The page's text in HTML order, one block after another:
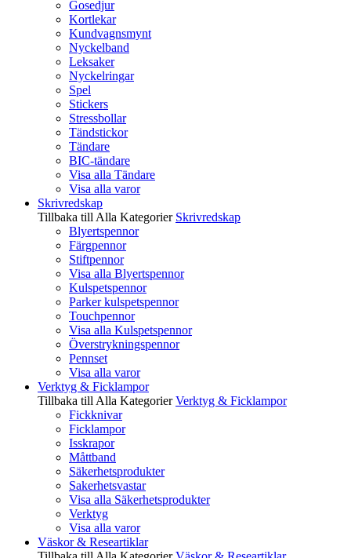
Gosedjur
Kortlekar
Kundvagnsmynt
Nyckelband
Leksaker
Nyckelringar
Spel
Stickers
Stressbollar
Tändstickor
Tändare
BIC-tändare
Visa alla Tändare
Visa alla varor
Skrivredskap
Tillbaka till Alla Kategorier Skrivredskap
Blyertspennor
Färgpennor
Stiftpennor
Visa alla Blyertspennor
Kulspetspennor
Parker kulspetspennor
Touchpennor
Visa alla Kulspetspennor
Överstrykningspennor
Pennset
Visa alla varor
Verktyg & Ficklampor
Tillbaka till Alla Kategorier Verktyg & Ficklampor
Fickknivar
Ficklampor
Isskrapor
Måttband
Säkerhetsprodukter
Sakerhetsvastar
Visa alla Säkerhetsprodukter
Verktyg
Visa alla varor
Väskor & Researtiklar